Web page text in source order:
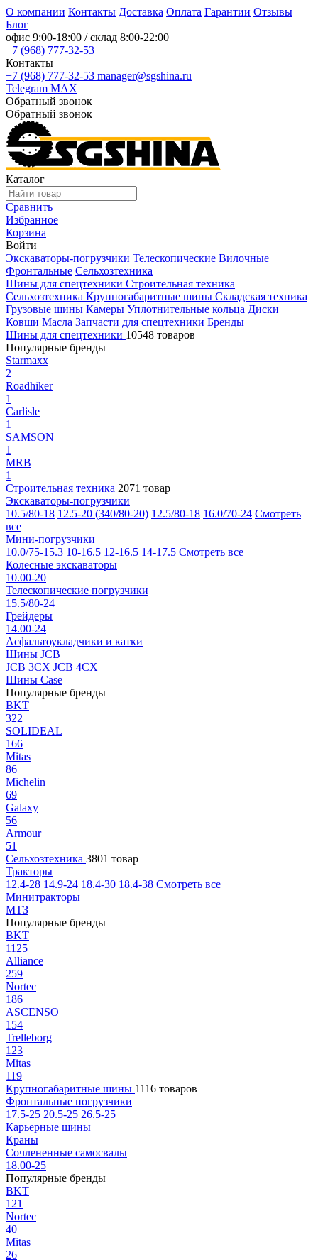
О компании Контакты Доставка Оплата Гарантии Отзывы
Блог
офис 9:00-18:00 / склад 8:00-22:00
+7 (968) 777-32-53
Контакты
+7 (968) 777-32-53 manager@sgshina.ru
Telegram MAX
Обратный звонок
Обратный звонок
Каталог
Сравнить
Избранное
Корзина
Войти
Экскаваторы-погрузчики Телескопические Вилочные
Фронтальные Сельхозтехника
Шины для спецтехники Строительная техника
Сельхозтехника Крупногабаритные шины Складская техника
Грузовые шины Камеры Уплотнительные кольца Диски
Ковши Масла Запчасти для спецтехники Бренды
Шины для спецтехники 10548 товаров
Популярные бренды
Starmaxx
2
Roadhiker
1
Carlisle
1
SAMSON
1
MRB
1
Строительная техника 2071 товар
Экскаваторы-погрузчики
10.5/80-18 12.5-20 (340/80-20) 12.5/80-18 16.0/70-24 Смотреть
все
Мини-погрузчики
10.0/75-15.3 10-16.5 12-16.5 14-17.5 Смотреть все
Колесные экскаваторы
10.00-20
Телескопические погрузчики
15.5/80-24
Грейдеры
14.00-24
Асфальтоукладчики и катки
Шины JCB
JCB 3CX JCB 4CX
Шины Case
Популярные бренды
BKT
322
SOLIDEAL
166
Mitas
86
Michelin
69
Galaxy
56
Armour
51
Сельхозтехника 3801 товар
Тракторы
12.4-28 14.9-24 18.4-30 18.4-38 Смотреть все
Минитракторы
МТЗ
Популярные бренды
BKT
1125
Alliance
259
Nortec
186
ASCENSO
154
Trelleborg
123
Mitas
119
Крупногабаритные шины 1116 товаров
Фронтальные погрузчики
17.5-25 20.5-25 26.5-25
Карьерные шины
Краны
Сочлененные самосвалы
18.00-25
Популярные бренды
BKT
121
Nortec
40
Mitas
26